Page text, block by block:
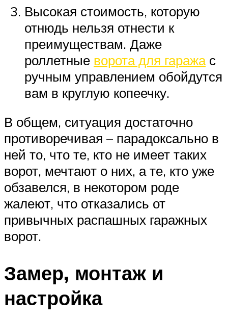
Высокая стоимость, которую
отнюдь нельзя отнести к
преимуществам. Даже
роллетные ворота для гаражас
ручным управлением обойдутся
вам в круглую копеечку.
В общем, ситуация достаточно
противоречивая – парадоксально в
ней то, что те, кто не имеет таких
ворот, мечтают о них, а те, кто уже
обзавелся, в некотором роде
жалеют, что отказались от
привычных распашных гаражных
ворот.
Замер, монтаж и
настройка